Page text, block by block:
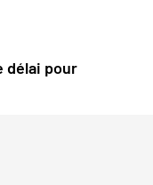
délai pour